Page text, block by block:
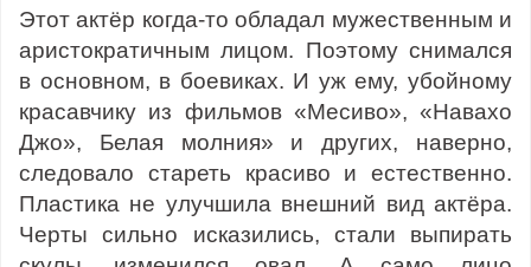
Этот актёр когда-то обладал мужественным и
аристократичным лицом. Поэтому снимался
в основном, в боевиках. И уж ему, убойному
красавчику из фильмов «Месиво», «Навахо
Джо», Белая молния» и других, наверно,
следовало стареть красиво и естественно.
Пластика не улучшила внешний вид актёра.
Черты сильно исказились, стали выпирать